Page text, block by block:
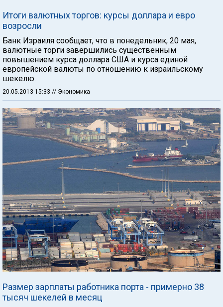
Итоги валютных торгов: курсы доллара и евро
возросли
Банк Израиля сообщает, что в понедельник, 20 мая,
валютные торги завершились существенным
повышением курса доллара США и курса единой
европейской валюты по отношению к израильскому
шекелю.
20.05.2013 15:33 // Экономика
Размер зарплаты работника порта - примерно 38
тысяч шекелей в месяц